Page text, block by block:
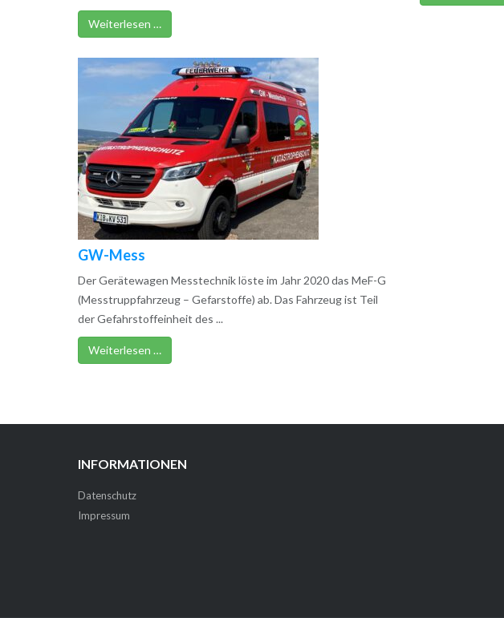
Weiterlesen …
GW-Mess
Der Gerätewagen Messtechnik löste im Jahr 2020 das MeF-G
(Messtruppfahrzeug – Gefarstoffe) ab. Das Fahrzeug ist Teil
der Gefahrstoffeinheit des ...
Weiterlesen …
INFORMATIONEN
Datenschutz
Impressum